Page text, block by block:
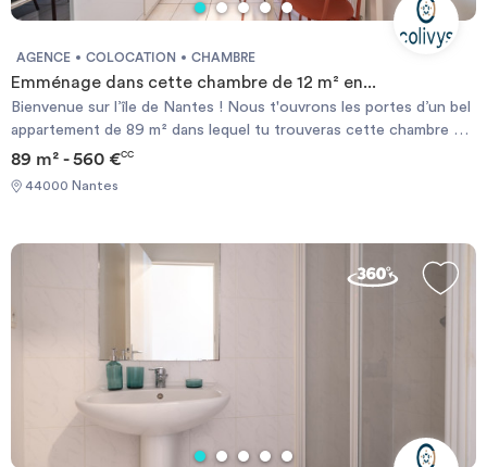
AGENCE COLOCATION CHAMBRE
Emménage dans cette chambre de 12 m² en...
Bienvenue sur l’île de Nantes ! Nous t'ouvrons les portes d’un bel
appartement de 89 m² dans lequel tu trouveras cette chambre de
12 m² louée meublée. Elle comporte un espace nuit avec lit double
(140x190), des rangements et un bureau. En choisissant le
coliving, l’assurance habitation du logement, les provisions sur
mensuel. Chambre éligible aux APL selon les conditions de la CAF.
89 m² - 560 €CC
44000 Nantes